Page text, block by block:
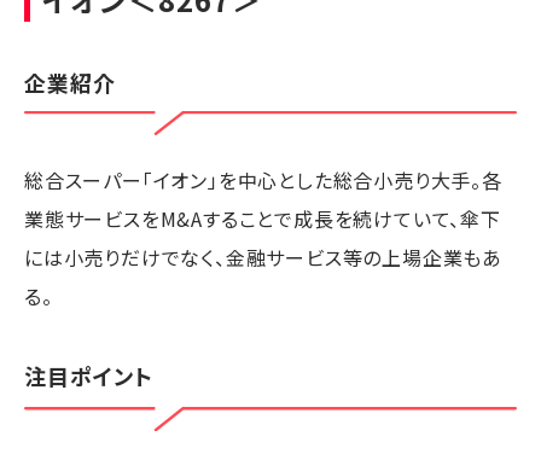
企業紹介
総合スーパー「イオン」を中心とした総合小売り大手。各
業態サービスをM&Aすることで成長を続けていて、傘下
には小売りだけでなく、金融サービス等の上場企業もあ
る。
注目ポイント